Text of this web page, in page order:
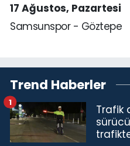
17 Ağustos, Pazartesi
Samsunspor - Göztepe
Trend Haberler
Trafik
1